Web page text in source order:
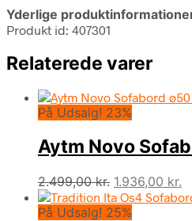
Yderlige
Produkt id: 407301
Relaterede varer
På Udsalg! 23%
Aytm Novo
2.499,00kr. Den
oprindelige
pris
1.936,00 kr.
På Udsalg! 25%